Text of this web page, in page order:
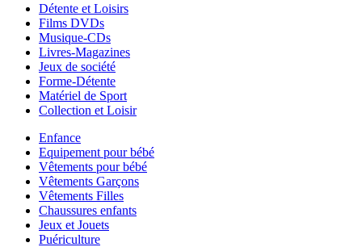
Détente et Loisirs
Films DVDs
Musique-CDs
Livres-Magazines
Jeux de société
Forme-Détente
Matériel de Sport
Collection et Loisir
Enfance
Equipement pour bébé
Vêtements pour bébé
Vêtements Garçons
Vêtements Filles
Chaussures enfants
Jeux et Jouets
Puériculture